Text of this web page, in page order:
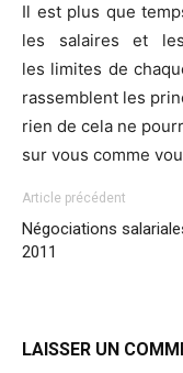
Il est plus que
les salaires et
les limites de
rassemblent les
rien de cela ne
sur vous comme
Article précédent
Négociations
2011
LAISSER UN